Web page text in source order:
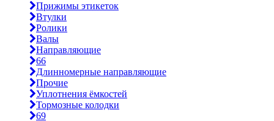
Прижимы этикеток
Втулки
Ролики
Валы
Направляющие
66
Длинномерные направляющие
Прочие
Уплотнения ёмкостей
Тормозные колодки
69